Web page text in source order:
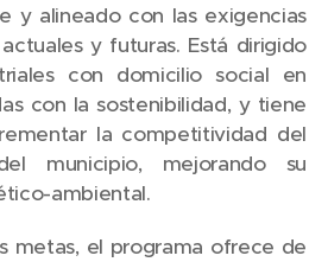
y alineado con las exigencias
y futuras. Está dirigido
con domicilio social en
con la sostenibilidad, y tiene
la competitividad del
municipio, mejorando su
ambiental.
metas, el programa ofrece de